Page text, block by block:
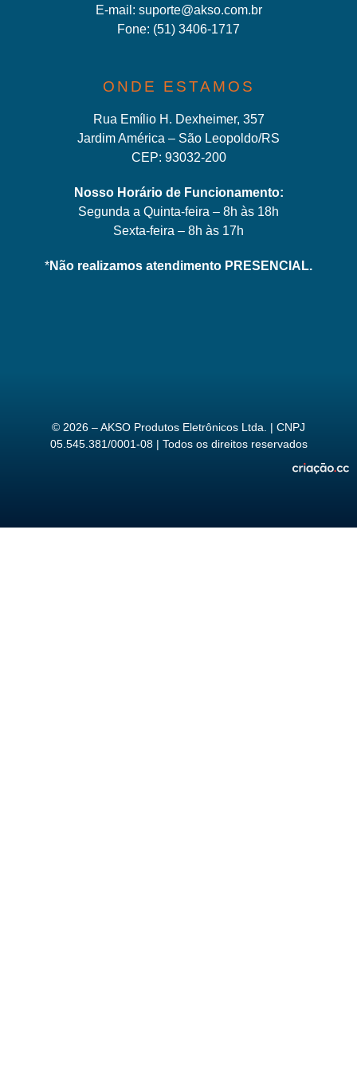
E-mail: suporte@akso.com.br
Fone: (51) 3406-1717
ONDE ESTAMOS
Rua Emílio H. Dexheimer, 357
Jardim América – São Leopoldo/RS
CEP: 93032-200
Nosso Horário de Funcionamento:
Segunda a Quinta-feira – 8h às 18h
Sexta-feira – 8h às 17h
*Não realizamos atendimento PRESENCIAL.
© 2026 – AKSO Produtos Eletrônicos Ltda. | CNPJ
05.545.381/0001-08 | Todos os direitos reservados